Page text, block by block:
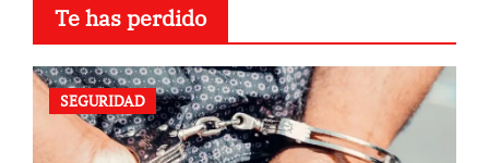
Te has perdido
SEGURIDAD